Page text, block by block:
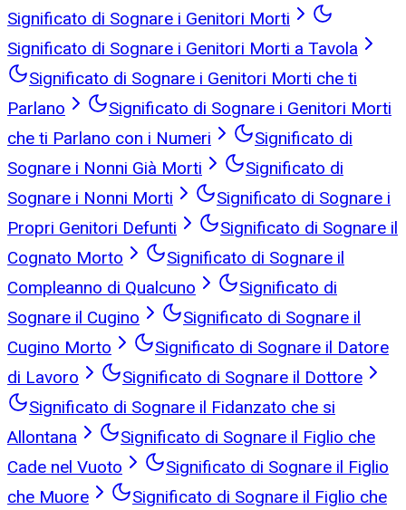
Significato di Sognare i Genitori Morti
Significato di Sognare i Genitori Morti a Tavola
Significato di Sognare i Genitori Morti che ti
Parlano
Significato di Sognare i Genitori Morti
che ti Parlano con i Numeri
Significato di
Sognare i Nonni Già Morti
Significato di
Sognare i Nonni Morti
Significato di Sognare i
Propri Genitori Defunti
Significato di Sognare il
Cognato Morto
Significato di Sognare il
Compleanno di Qualcuno
Significato di
Sognare il Cugino
Significato di Sognare il
Cugino Morto
Significato di Sognare il Datore
di Lavoro
Significato di Sognare il Dottore
Significato di Sognare il Fidanzato che si
Allontana
Significato di Sognare il Figlio che
Cade nel Vuoto
Significato di Sognare il Figlio
che Muore
Significato di Sognare il Figlio che